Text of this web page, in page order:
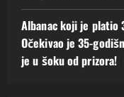
Albanac koji je platio
Očekivao je 35-
je u šoku od prizora!